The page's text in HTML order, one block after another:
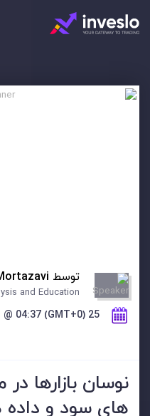
توسط
and Education
25 Jan @ 04:37 (GMT+0)
نوسان بازارها
های سود و